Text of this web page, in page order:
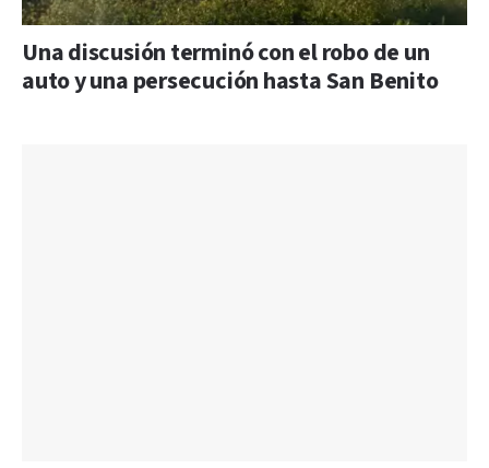
Una discusión terminó con el robo de un
auto y una persecución hasta San Benito